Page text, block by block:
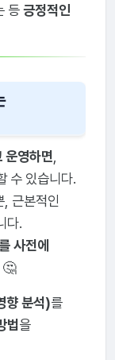
등긍정적인
운영하면
수 있습니다.
근본적인
다.
사전에
🤔
향 분석)를
법을